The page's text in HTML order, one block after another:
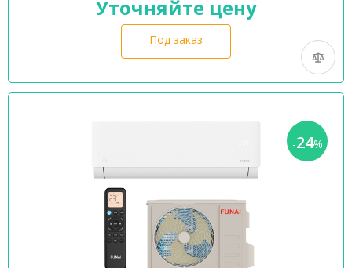
Уточняйте цену
Под заказ
-24%